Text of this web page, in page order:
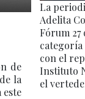
de
la
este
La
Adelita
Fórum 27
con el
Instituto
el